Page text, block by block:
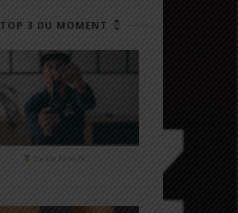
TOP 3 DU MOMENT
Garmin Fénix 7X